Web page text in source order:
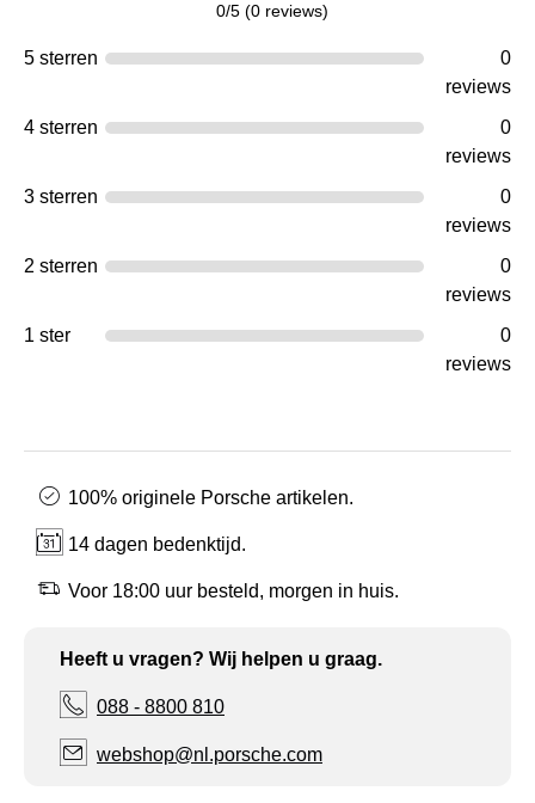
0/5 (0 reviews)
5 sterren
0
reviews
4 sterren
0
reviews
3 sterren
0
reviews
2 sterren
0
reviews
1 ster
0
reviews
100% originele Porsche artikelen.
14 dagen bedenktijd.
Voor 18:00 uur besteld, morgen in huis.
Heeft u vragen? Wij helpen u graag.
088 - 8800 810
webshop@nl.porsche.com